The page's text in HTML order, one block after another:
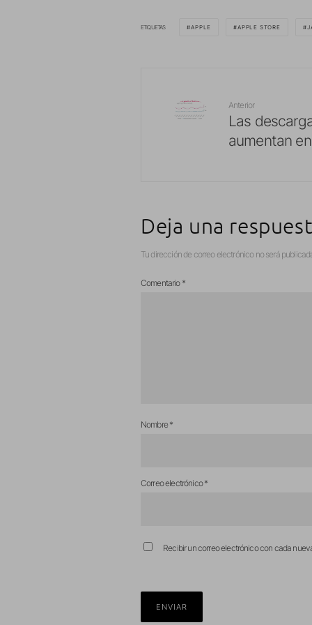
ETIQUETAS APPLE APPLE STORE
Anterior
Las
aumentan
Deja una
Tu dirección de correo electrónico no será
Comentario *
Nombre*
Correo electrónico*
Recibir un correo electrónico con cada